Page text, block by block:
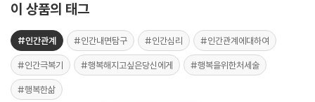
이 상품의 태그
#인간관계 #인간내면탐구 #인간심리 #인간관계에대하여
#인간극복기 #행복해지고싶은당신에게 #행복을위한처세술
#행복한삶